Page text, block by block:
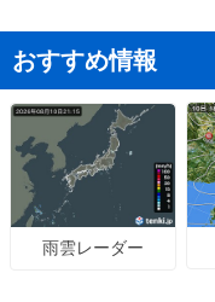
おすすめ情報
雨雲レーダー